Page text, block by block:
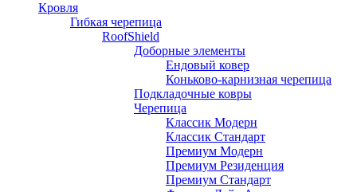
Кровля
Гибкая черепица
RoofShield
Доборные элементы
Ендовый ковер
Коньково-карнизная черепица
Подкладочные ковры
Черепица
Классик Модерн
Классик Стандарт
Премиум Модерн
Премиум Резиденция
Премиум Стандарт